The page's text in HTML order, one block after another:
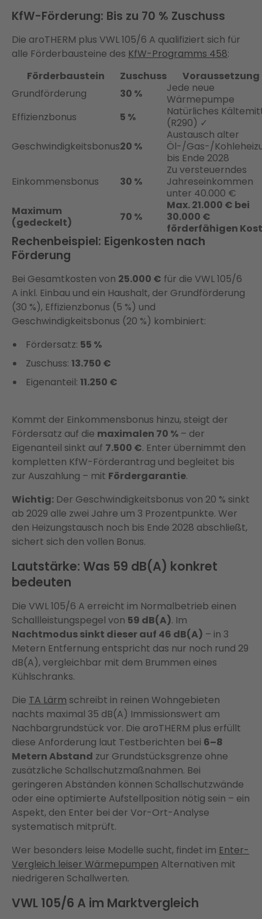
KfW-Förderung: Bis zu 70 % Zuschuss
Die aroTHERM plus VWL 105/6 A qualifiziert sich für
alle Förderbausteine des KfW-Programms 458:
Förderbaustein
Zuschuss
Voraussetzung
Grundförderung
30 %
Jede neue
Wärmepumpe
Effizienzbonus
5 %
Natürliches
(R290) ✓
Geschwindigkeitsbonus20 %
Austausch alter
Öl-/Gas-/
bis Ende 2028
Einkommensbonus
30 %
Zu versteuerndes
Jahreseinkommen
unter 40.000 €
Maximum
(gedeckelt)
70 %
Max. 21.000 € bei
30.000 €
förderfähigen
Rechenbeispiel: Eigenkosten nach
Förderung
Bei Gesamtkosten von 25.000 € für die VWL 105/6
A inkl. Einbau und ein Haushalt, der Grundförderung
(30 %), Effizienzbonus (5 %) und
Geschwindigkeitsbonus (20 %) kombiniert:
Fördersatz: 55 %
Zuschuss: 13.750 €
Eigenanteil: 11.250 €
Kommt der Einkommensbonus hinzu, steigt der
Fördersatz auf die maximalen 70 % – der
Eigenanteil sinkt auf 7.500 €. Enter übernimmt den
kompletten KfW-Förderantrag und begleitet bis
zur Auszahlung – mit Fördergarantie.
Wichtig: Der Geschwindigkeitsbonus von 20 % sinkt
ab 2029 alle zwei Jahre um 3 Prozentpunkte. Wer
den Heizungstausch noch bis Ende 2028 abschließt,
sichert sich den vollen Bonus.
Lautstärke: Was 59 dB(A) konkret
bedeuten
Die VWL 105/6 A erreicht im Normalbetrieb einen
Schallleistungspegel von 59 dB(A). Im
Nachtmodus sinkt dieser auf 46 dB(A) – in 3
Metern Entfernung entspricht das nur noch rund 29
dB(A), vergleichbar mit dem Brummen eines
Kühlschranks.
Die TA Lärm schreibt in reinen Wohngebieten
nachts maximal 35 dB(A) Immissionswert am
Nachbargrundstück vor. Die aroTHERM plus erfüllt
diese Anforderung laut Testberichten bei 6–8
Metern Abstand zur Grundstücksgrenze ohne
zusätzliche Schallschutzmaßnahmen. Bei
geringeren Abständen können Schallschutzwände
oder eine optimierte Aufstellposition nötig sein – ein
Aspekt, den Enter bei der Vor-Ort-Analyse
systematisch mitprüft.
Wer besonders leise Modelle sucht, findet im Enter-
Vergleich leiser Wärmepumpen Alternativen mit
niedrigeren Schallwerten.
VWL 105/6 A im Marktvergleich